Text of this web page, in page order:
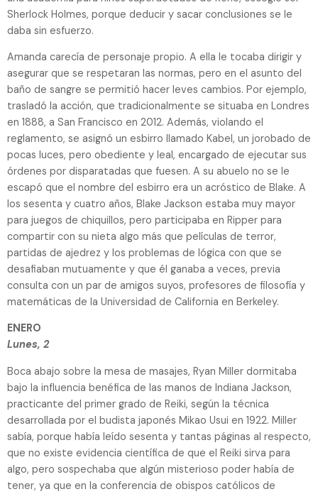
Sherlock Holmes, porque deducir y sacar conclusiones se le
daba sin esfuerzo.
Amanda carecía de personaje propio. A ella le tocaba dirigir y
asegurar que se respetaran las normas, pero en el asunto del
baño de sangre se permitió hacer leves cambios. Por ejemplo,
trasladó la acción, que tradicionalmente se situaba en Londres
en 1888, a San Francisco en 2012. Además, violando el
reglamento, se asignó un esbirro llamado Kabel, un jorobado de
pocas luces, pero obediente y leal, encargado de ejecutar sus
órdenes por disparatadas que fuesen. A su abuelo no se le
escapó que el nombre del esbirro era un acróstico de Blake. A
los sesenta y cuatro años, Blake Jackson estaba muy mayor
para juegos de chiquillos, pero participaba en Ripper para
compartir con su nieta algo más que películas de terror,
partidas de ajedrez y los problemas de lógica con que se
desafiaban mutuamente y que él ganaba a veces, previa
consulta con un par de amigos suyos, profesores de filosofía y
matemáticas de la Universidad de California en Berkeley.
ENERO
Lunes, 2
Boca abajo sobre la mesa de masajes, Ryan Miller dormitaba
bajo la influencia benéfica de las manos de Indiana Jackson,
practicante del primer grado de Reiki, según la técnica
desarrollada por el budista japonés Mikao Usui en 1922. Miller
sabía, porque había leído sesenta y tantas páginas al respecto,
que no existe evidencia científica de que el Reiki sirva para
algo, pero sospechaba que algún misterioso poder había de
tener, ya que en la conferencia de obispos católicos de